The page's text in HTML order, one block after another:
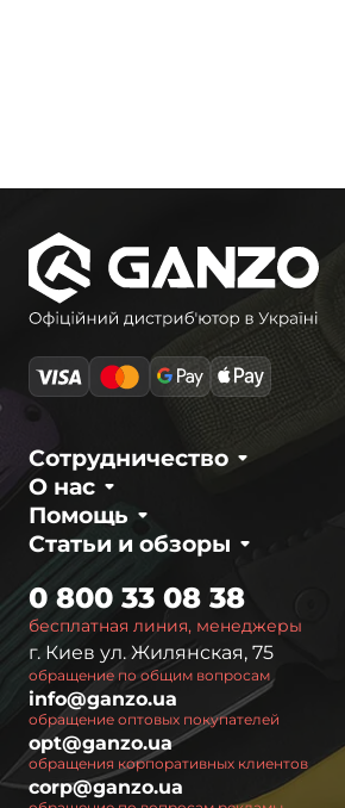
О нас
Сотрудничество
Статьи и обзоры
Помощь
бесплатная линия, менеджеры
0 800 33 08 38
г. Киев ул. Жилянская, 75
обращение по общим вопросам
info@ganzo.ua
обращение оптовых покупателей
opt@ganzo.ua
обращения корпоративных клиентов
corp@ganzo.ua